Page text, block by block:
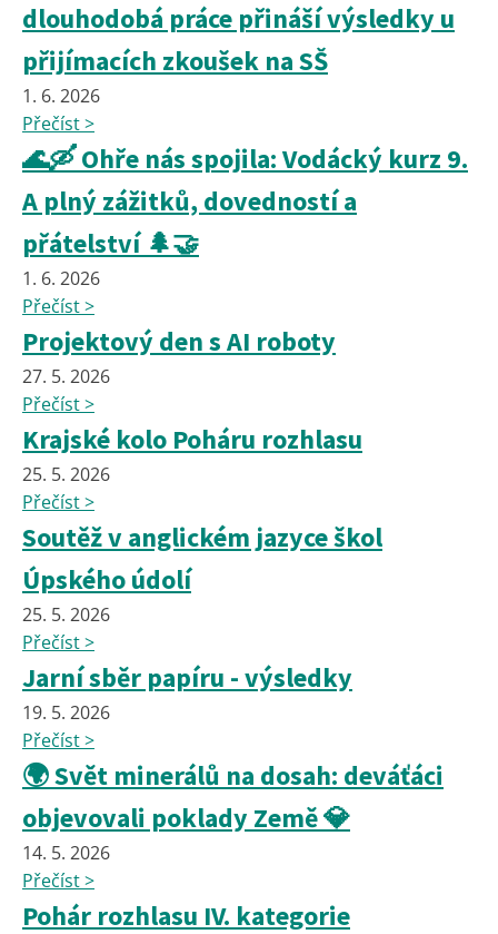
dlouhodobá práce přináší výsledky u
přijímacích zkoušek na SŠ
1. 6. 2026
Přečíst >
🌊🛶 Ohře nás spojila: Vodácký kurz 9.
A plný zážitků, dovedností a
přátelství 🌲🤝
1. 6. 2026
Přečíst >
Projektový den s AI roboty
27. 5. 2026
Přečíst >
Krajské kolo Poháru rozhlasu
25. 5. 2026
Přečíst >
Soutěž v anglickém jazyce škol
Úpského údolí
25. 5. 2026
Přečíst >
Jarní sběr papíru - výsledky
19. 5. 2026
Přečíst >
🌍 Svět minerálů na dosah: deváťáci
objevovali poklady Země 💎
14. 5. 2026
Přečíst >
Pohár rozhlasu IV. kategorie